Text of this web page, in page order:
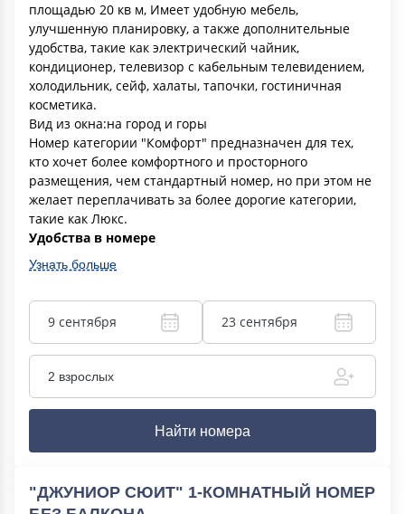
площадью 20 кв м, Имеет удобную мебель,
улучшенную планировку, а также дополнительные
удобства, такие как электрический чайник,
кондиционер, телевизор с кабельным телевидением,
холодильник, сейф, халаты, тапочки, гостиничная
косметика.
Вид из окна:на город и горы
Номер категории "Комфорт" предназначен для тех,
кто хочет более комфортного и просторного
размещения, чем стандартный номер, но при этом не
желает переплачивать за более дорогие категории,
такие как Люкс.
Удобства в номере
Узнать больше
9 сентября 23 сентября
2 взрослых
Найти номера
"ДЖУНИОР СЮИТ" 1-КОМНАТНЫЙ НОМЕР